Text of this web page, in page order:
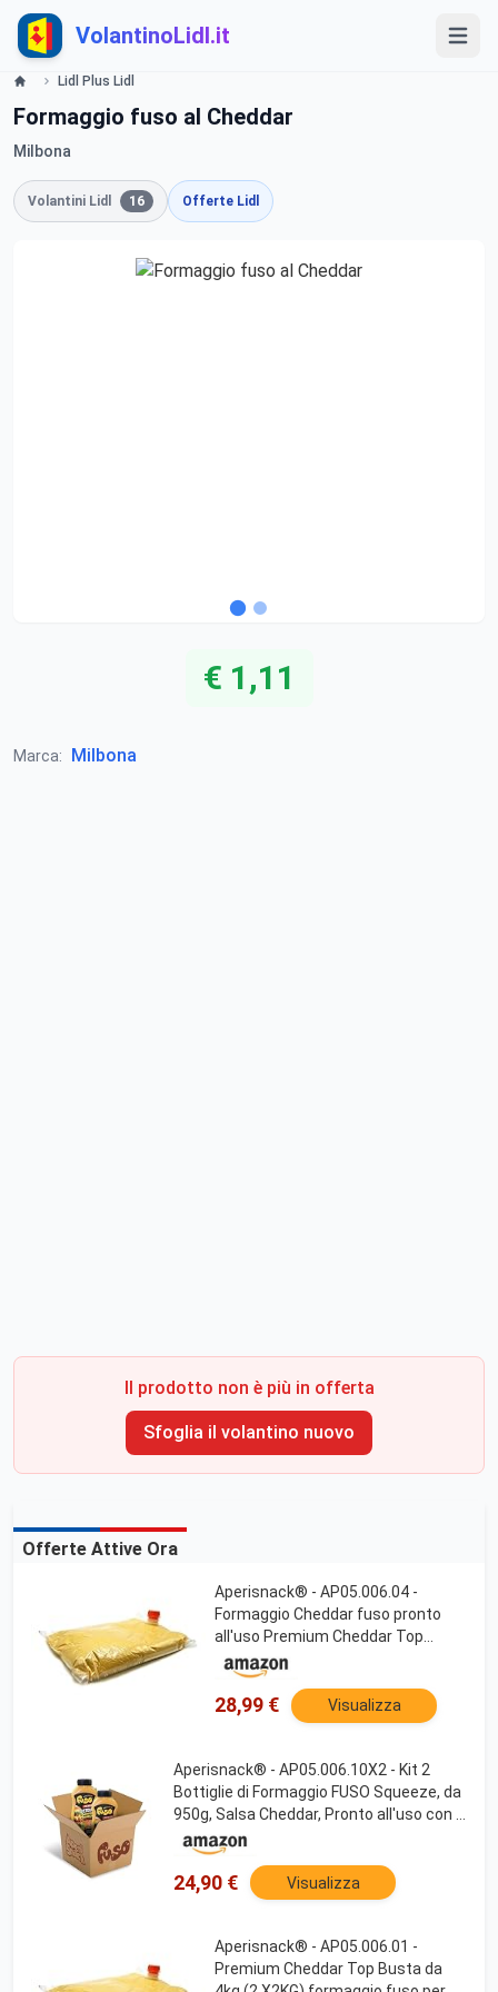
VolantinoLidl.it
Lidl Plus Lidl
Formaggio fuso al Cheddar
Milbona
Volantini Lidl 16 Offerte Lidl
€ 1,11
Marca: Milbona
Il prodotto non è più in offerta
Sfoglia il volantino nuovo
Offerte Attive Ora
Aperisnack® - AP05.006.04 -
Formaggio Cheddar fuso pronto
all'uso Premium Cheddar Top
Busta da 2kg PUB
28,99 € Visualizza
Aperisnack® - AP05.006.10X2 - Kit 2
Bottiglie di Formaggio FUSO Squeeze, da
950g, Salsa Cheddar, Pronto all'uso con il
28% di cheddar Provala calda !
24,90 € Visualizza
Aperisnack® - AP05.006.01 -
Premium Cheddar Top Busta da